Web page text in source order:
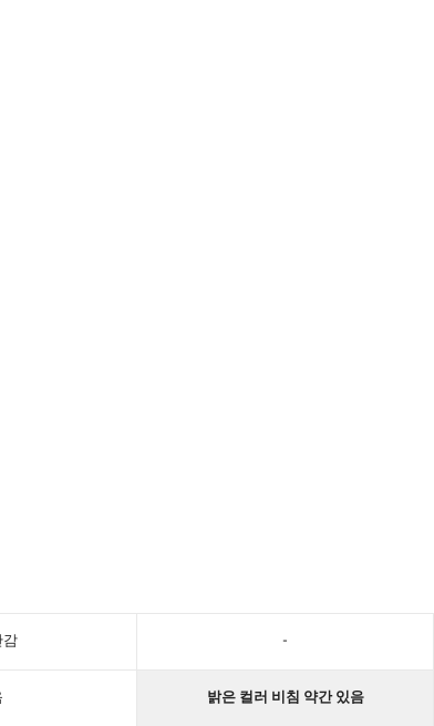
감 -
밝은 컬러 비침 약간 있음